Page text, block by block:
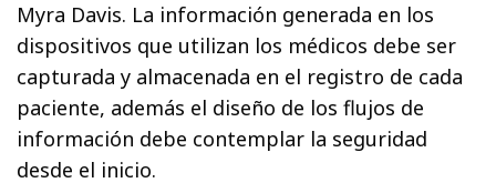
Myra Davis. La información generada en los
dispositivos que utilizan los médicos debe ser
capturada y almacenada en el registro de cada
paciente, además el diseño de los flujos de
información debe contemplar la seguridad
desde el inicio.